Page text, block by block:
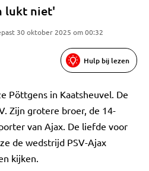
lukt niet'
30 oktober 2025 om 00:32
Hulp bij lezen
Pöttgens in Kaatsheuvel. De
Zijn grotere broer, de 14-
van Ajax. De liefde voor
de wedstrijd PSV-Ajax
kijken.